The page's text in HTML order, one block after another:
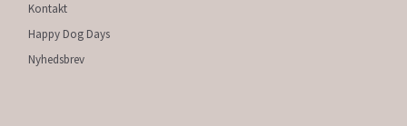
Kontakt
Happy Dog Days
Nyhedsbrev